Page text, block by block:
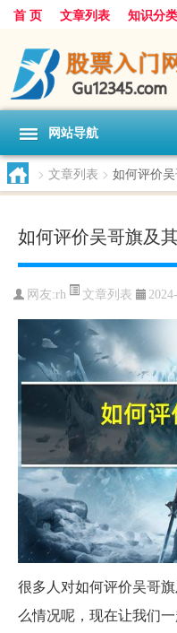
首 页 文章列表 知识分类
网站导航
> 文章列表 > 如何评价
如何评价吴哥旗及
网友:rh 文章列表
很多人对如何评价吴哥
么情况呢，现在让我们一